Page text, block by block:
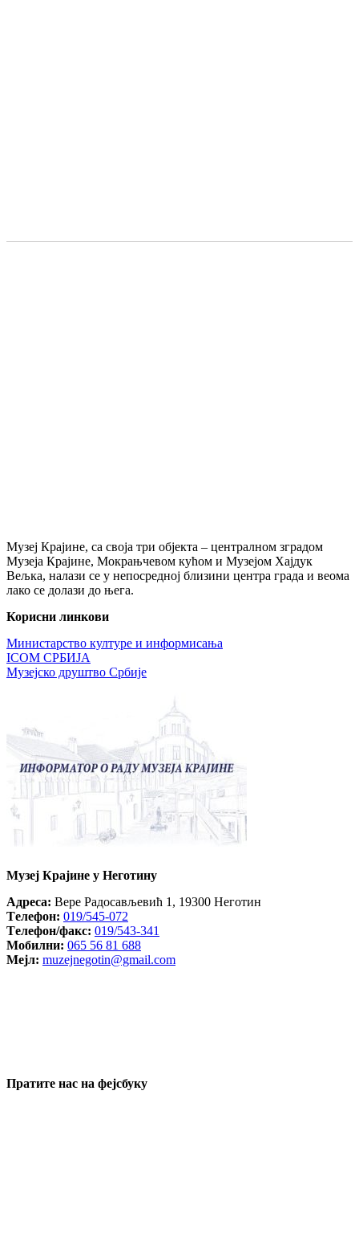
Музеј Крајине, са своја три објекта – централном зградом
Музеја Крајине, Мокрањчевом кућом и Музејом Хајдук
Вељка, налази се у непосредној близини центра града и веома
лако се долази до њега.
Корисни линкови
Министарство културе и информисања
ICOM СРБИЈА
Музејско друштво Србије
Музеј Крајине у Неготину
Aдреса: Вере Радосављевић 1, 19300 Неготин
Tелефон: 019/545-072
Tелефон/факс: 019/543-341
Mобилни: 065 56 81 688
Mејл: muzejnegotin@gmail.com
Пратите нас на фејсбуку